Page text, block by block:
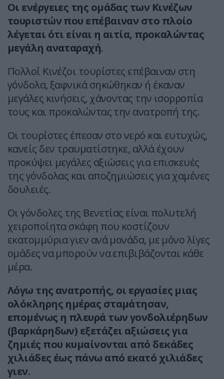
Οι ενέργειες της ομάδας των Κινέζων
τουριστών που επέβαιναν στο πλοίο
λέγεται ότι είναι η αιτία, προκαλώντας
μεγάλη αναταραχή.
Πολλοί Κινέζοι τουρίστες επέβαιναν στη
γόνδολα, ξαφνικά σηκώθηκαν ή έκαναν
μεγάλες κινήσεις, χάνοντας την ισορροπία
τους και προκαλώντας την ανατροπή της.
Οι τουρίστες έπεσαν στο νερό και ευτυχώς,
κανείς δεν τραυματίστηκε, αλλά έχουν
προκύψει μεγάλες αξιώσεις για επισκευές
της γόνδολας και αποζημιώσεις για χαμένες
δουλειές.
Οι γόνδολες της Βενετίας είναι πολυτελή
χειροποίητα σκάφη που κοστίζουν
εκατομμύρια γιεν ανά μονάδα, με μόνο λίγες
ομάδες να μπορούν να επιβιβάζονται κάθε
μέρα.
Λόγω της ανατροπής, οι εργασίες μιας
ολόκληρης ημέρας σταμάτησαν,
επομένως η πλευρά των γονδολιέρηδων
(βαρκάρηδων) εξετάζει αξιώσεις για
ζημιές που κυμαίνονται από δεκάδες
χιλιάδες έως πάνω από εκατό χιλιάδες
γιεν.